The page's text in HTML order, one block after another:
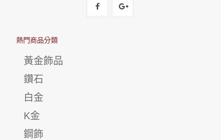
熱門商品分類
黃金飾品
鑽石
白金
K金
鋼飾